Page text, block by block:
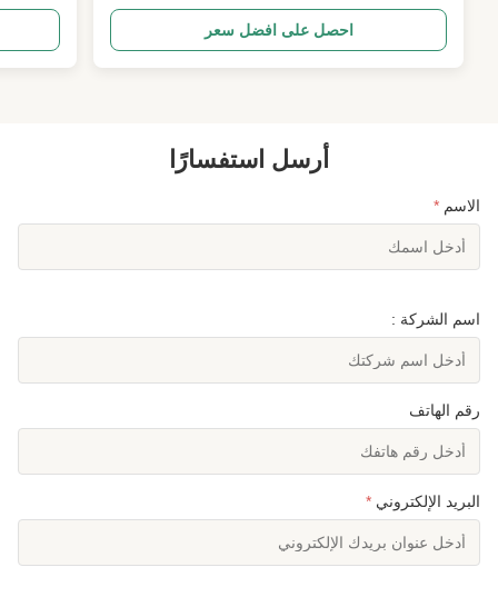
efficient compound rubber mixing in automated
production lines, offering precise control and reliable
performance for industrial rubber processing ...
احصل على افضل سعر
such as
أرسل استفسارًا
الاسم *
اسم الشركة :
رقم الهاتف
البريد الإلكتروني *